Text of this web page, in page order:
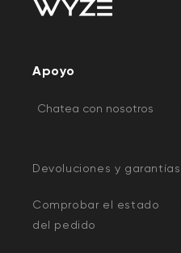
Apoyo
Chatea con nosotros
Devoluciones y garantías
Comprobar el estado
del pedido